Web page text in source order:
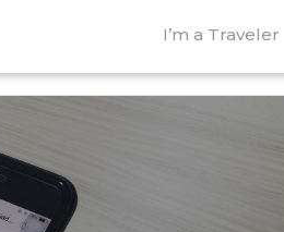
I’m a Traveler